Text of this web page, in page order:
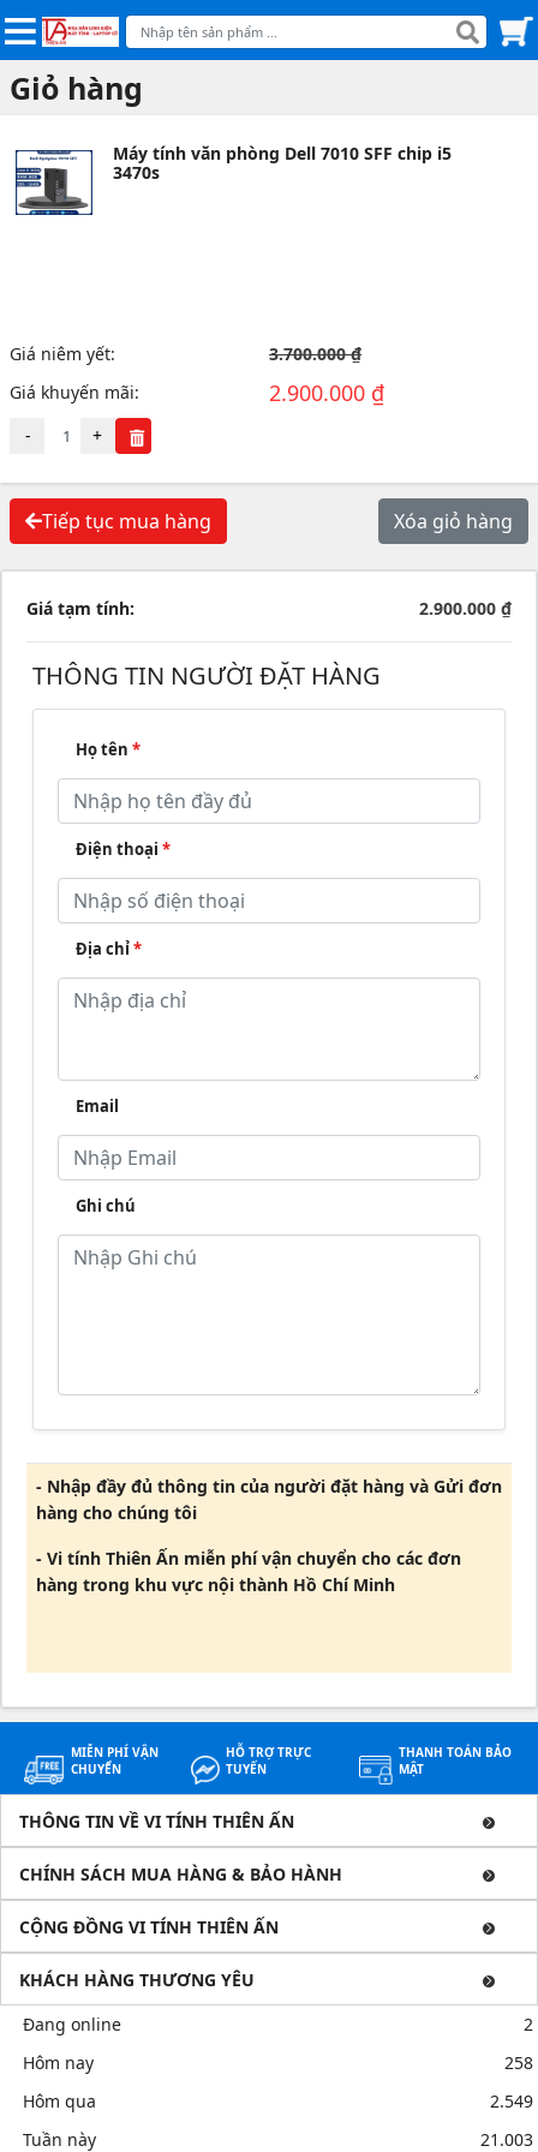
Giỏ hàng
Máy tính văn phòng Dell 7010 SFF chip i5
3470s
Giá niêm yết:
3.700.000 ₫
Giá khuyến mãi:
2.900.000 ₫
- +
Tiếp tục mua hàng Xóa giỏ hàng
Giá tạm tính: 2.900.000 ₫
THÔNG TIN NGƯỜI ĐẶT HÀNG
Họ tên *
Điện thoại *
Địa chỉ*
Email
Ghi chú
- Nhập đầy đủ thông tin của người đặt hàng và Gửi đơn
hàng cho chúng tôi
- Vi tính Thiên Ấn miễn phí vận chuyển cho các đơn
hàng trong khu vực nội thành Hồ Chí Minh
MIỄN PHÍ VẬN
CHUYỂN
HỖ TRỢ TRỰC
TUYẾN
THANH TOÁN BẢO
MẬT
THÔNG TIN VỀ VI TÍNH THIÊN ẤN
CHÍNH SÁCH MUA HÀNG & BẢO HÀNH
CỘNG ĐỒNG VI TÍNH THIÊN ẤN
KHÁCH HÀNG THƯƠNG YÊU
Đang online
2
Hôm nay
258
Hôm qua
2.549
Tuần này
21.003